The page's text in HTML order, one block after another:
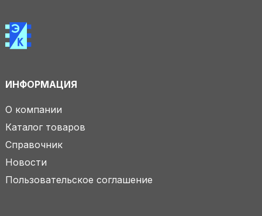
ИНФОРМАЦИЯ
О компании
Каталог товаров
Справочник
Новости
Пользовательское соглашение